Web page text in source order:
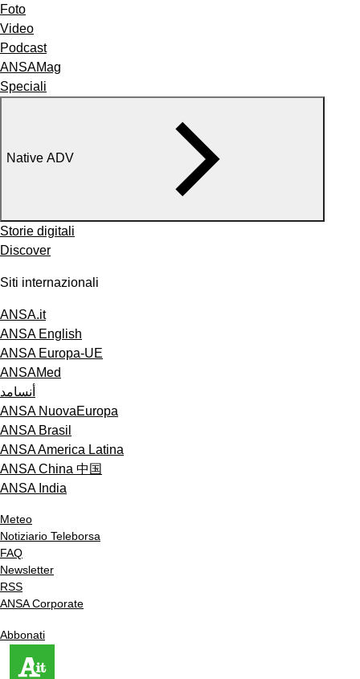
Foto
Video
Podcast
ANSAMag
Speciali
Native ADV
Storie digitali
Discover
Siti internazionali
ANSA.it
ANSA English
ANSA Europa-UE
ANSAMed
أنسامد
ANSA NuovaEuropa
ANSA Brasil
ANSA America Latina
ANSA China 中国
ANSA India
Meteo
Notiziario Teleborsa
FAQ
Newsletter
RSS
ANSA Corporate
Abbonati